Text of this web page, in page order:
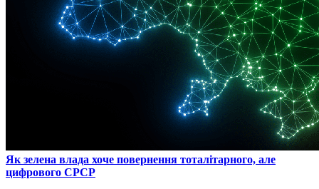
​Як зелена влада хоче повернення тоталітарного, але
цифрового СРСР